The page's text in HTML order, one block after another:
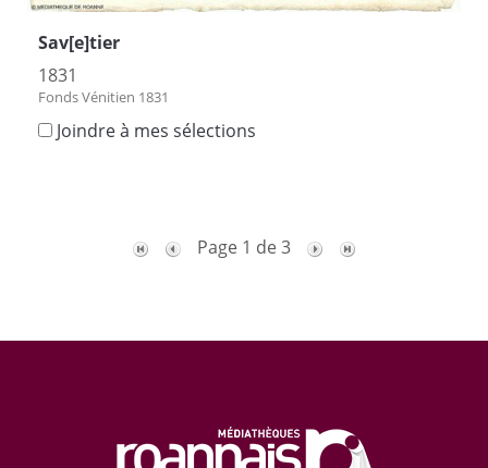
Sav[e]tier
1831
Fonds Vénitien 1831
Joindre à mes sélections
Page 1 de 3